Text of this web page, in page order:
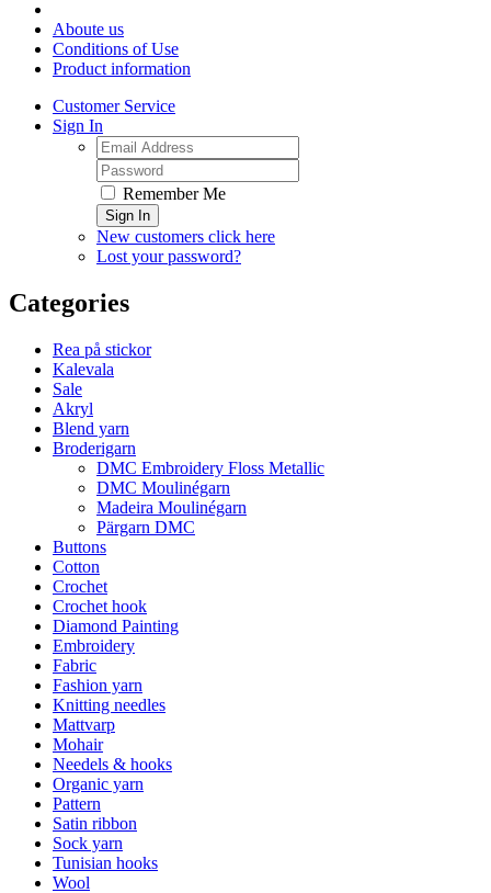
Aboute us
Conditions of Use
Product information
Customer Service
Sign In
Remember Me
Sign In
New customers click here
Lost your password?
Categories
Rea på stickor
Kalevala
Sale
Akryl
Blend yarn
Broderigarn
DMC Embroidery Floss Metallic
DMC Moulinégarn
Madeira Moulinégarn
Pärgarn DMC
Buttons
Cotton
Crochet
Crochet hook
Diamond Painting
Embroidery
Fabric
Fashion yarn
Knitting needles
Mattvarp
Mohair
Needels & hooks
Organic yarn
Pattern
Satin ribbon
Sock yarn
Tunisian hooks
Wool